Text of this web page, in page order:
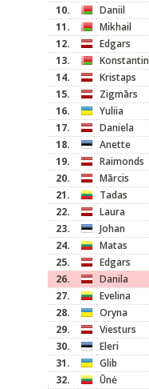
10.
Daniil
11.
Mikhail
12.
Edgars
13.
Konstantin
14.
Kristaps
15.
Zigmārs
16.
Yuliia
17.
Daniela
18.
Anette
19.
Raimonds
20.
Mārcis
21.
Tadas
22.
Laura
23.
Johan
24.
Matas
25.
Edgars
26.
Danila
27.
Evelina
28.
Oryna
29.
Viesturs
30.
Eleri
31.
Glib
32.
Ūnė